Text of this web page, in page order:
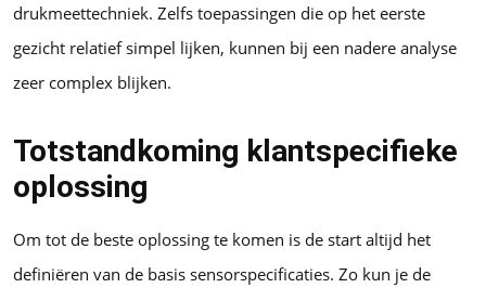
drukmeettechniek. Zelfs toepassingen die op het eerste
gezicht relatief simpel lijken, kunnen bij een nadere analyse
zeer complex blijken.
Totstandkoming klantspecifieke
oplossing
Om tot de beste oplossing te komen is de start altijd het
definiëren van de basis sensorspecificaties. Zo kun je de